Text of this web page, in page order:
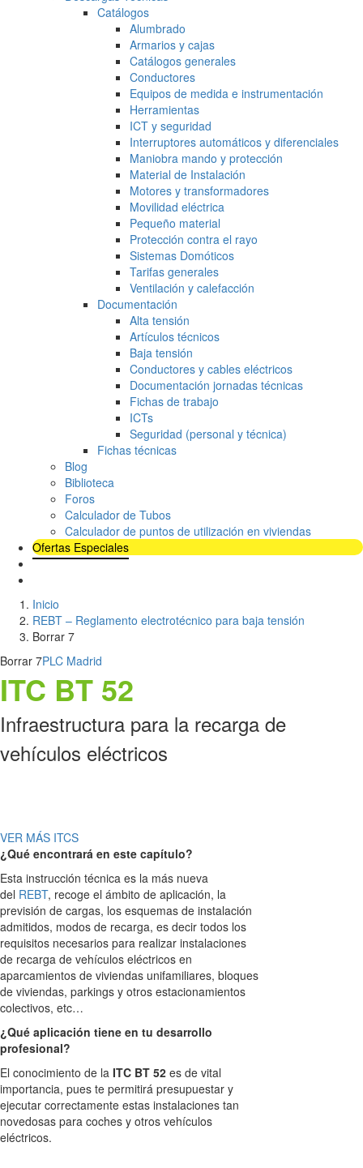
Catálogos
Alumbrado
Armarios y cajas
Catálogos generales
Conductores
Equipos de medida e instrumentación
Herramientas
ICT y seguridad
Interruptores automáticos y diferenciales
Maniobra mando y protección
Material de Instalación
Motores y transformadores
Movilidad eléctrica
Pequeño material
Protección contra el rayo
Sistemas Domóticos
Tarifas generales
Ventilación y calefacción
Documentación
Alta tensión
Artículos técnicos
Baja tensión
Conductores y cables eléctricos
Documentación jornadas técnicas
Fichas de trabajo
ICTs
Seguridad (personal y técnica)
Fichas técnicas
Blog
Biblioteca
Foros
Calculador de Tubos
Calculador de puntos de utilización en viviendas
Ofertas Especiales
Inicio
REBT – Reglamento electrotécnico para baja tensión
Borrar 7
Borrar 7PLC Madrid
ITC BT 52
Infraestructura para la recarga de
vehículos eléctricos
VER MÁS ITCS
¿Qué encontrará en este capítulo?
Esta instrucción técnica es la más nueva
del REBT, recoge el ámbito de aplicación, la
previsión de cargas, los esquemas de instalación
admitidos, modos de recarga, es decir todos los
requisitos necesarios para realizar instalaciones
de recarga de vehículos eléctricos en
aparcamientos de viviendas unifamiliares, bloques
de viviendas, parkings y otros estacionamientos
colectivos, etc…
¿Qué aplicación tiene en tu desarrollo
profesional?
El conocimiento de la ITC BT 52 es de vital
importancia, pues te permitirá presupuestar y
ejecutar correctamente estas instalaciones tan
novedosas para coches y otros vehículos
eléctricos.